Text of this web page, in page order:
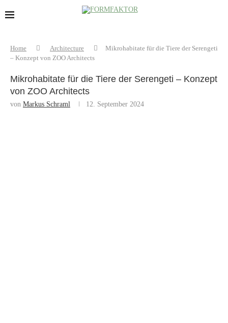
Home Architecture
Mikrohabitate für die Tiere der Serengeti
– Konzept von ZOO Architects
Mikrohabitate für die Tiere der Serengeti – Konzept
von ZOO Architects
von Markus Schraml 12. September 2024